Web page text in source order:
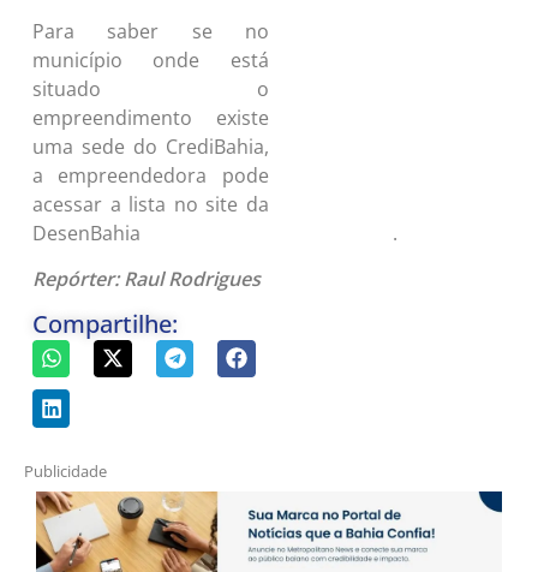
Para saber se no
município onde está
situado o
empreendimento existe
uma sede do CrediBahia,
a empreendedora pode
acessar a lista no site da
DesenBahia
.
Repórter: Raul Rodrigues
Compartilhe:
Publicidade